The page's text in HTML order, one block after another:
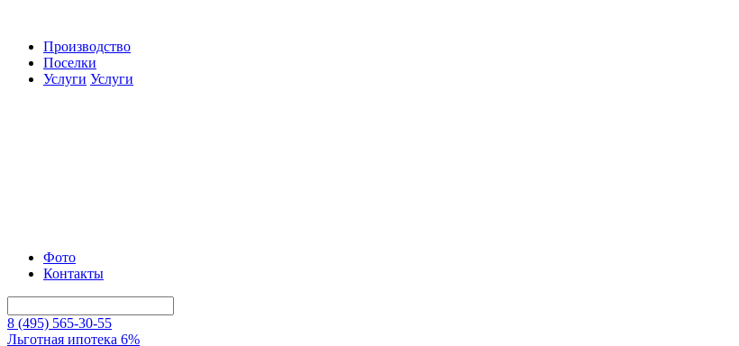
Производство
Поселки
Услуги Услуги
Фото
Контакты
8 (495) 565-30-55
Льготная ипотека 6%